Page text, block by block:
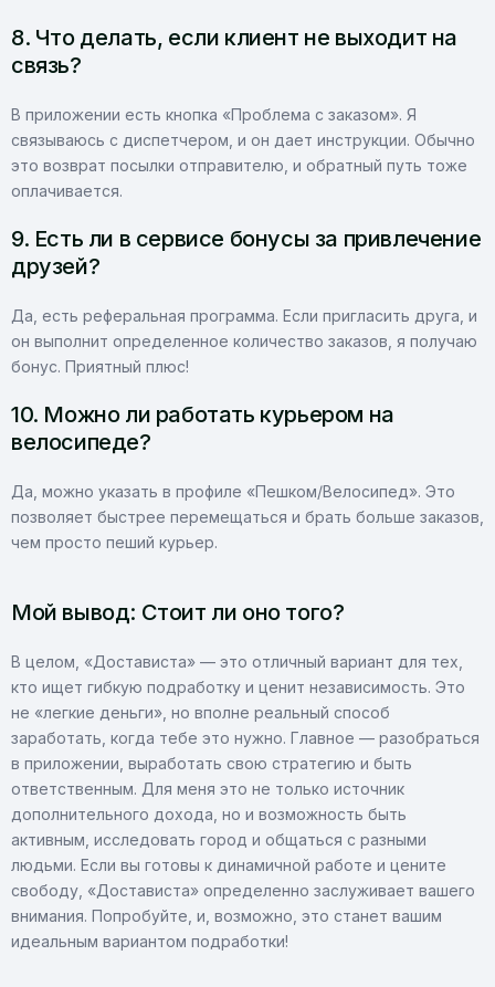
8. Что делать, если клиент не выходит на
связь?
В приложении есть кнопка «Проблема с заказом». Я
связываюсь с диспетчером, и он дает инструкции. Обычно
это возврат посылки отправителю, и обратный путь тоже
оплачивается.
9. Есть ли в сервисе бонусы за привлечение
друзей?
Да, есть реферальная программа. Если пригласить друга, и
он выполнит определенное количество заказов, я получаю
бонус. Приятный плюс!
10. Можно ли работать курьером на
велосипеде?
Да, можно указать в профиле «Пешком/Велосипед». Это
позволяет быстрее перемещаться и брать больше заказов,
чем просто пеший курьер.
Мой вывод: Стоит ли оно того?
В целом, «Достависта» — это отличный вариант для тех,
кто ищет гибкую подработку и ценит независимость. Это
не «легкие деньги», но вполне реальный способ
заработать, когда тебе это нужно. Главное — разобраться
в приложении, выработать свою стратегию и быть
ответственным. Для меня это не только источник
дополнительного дохода, но и возможность быть
активным, исследовать город и общаться с разными
людьми. Если вы готовы к динамичной работе и цените
свободу, «Достависта» определенно заслуживает вашего
внимания. Попробуйте, и, возможно, это станет вашим
идеальным вариантом подработки!